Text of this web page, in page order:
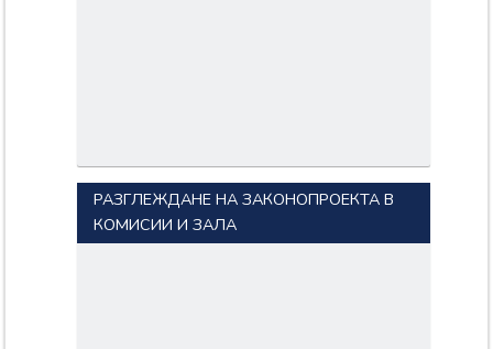
РАЗГЛЕЖДАНЕ НА ЗАКОНОПРОЕКТА В
КОМИСИИ И ЗАЛА